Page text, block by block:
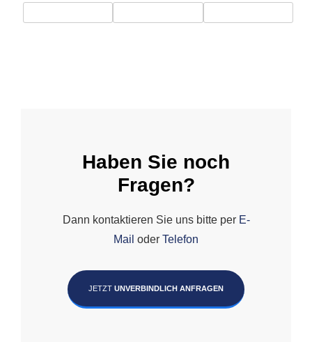
Haben Sie noch
Fragen?
Dann kontaktieren Sie uns bitte per E-
Mail oder Telefon
JETZT UNVERBINDLICH ANFRAGEN